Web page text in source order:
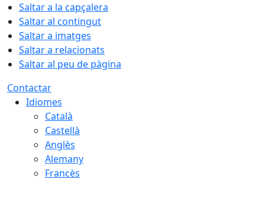
Saltar a la capçalera
Saltar al contingut
Saltar a imatges
Saltar a relacionats
Saltar al peu de pàgina
Contactar
Idiomes
Català
Castellà
Anglès
Alemany
Francès